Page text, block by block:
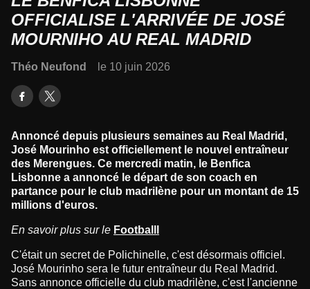
OFFICIALISE L'ARRIVÉE DE JOSÉ
MOURNIHO AU REAL MADRID
Théo Neufond le 10 juin 2026
Annoncé depuis plusieurs semaines au Real Madrid,
José Mourinho est officiellement le nouvel entraîneur
des Merengues. Ce mercredi matin, le Benfica
Lisbonne a annoncé le départ de son coach en
partance pour le club madrilène pour un montant de 15
millions d'euros.
En savoir plus sur le Footballl
C'était un secret de Polichinelle, c'est désormais officiel.
José Mourinho sera le futur entraîneur du Real Madrid.
Sans annonce officielle du club madrilène, c'est l'ancienne